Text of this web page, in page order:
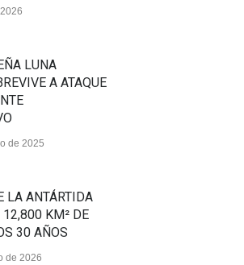
LUNA
A ATAQUE
de 2025
LA ANTÁRTIDA
KM² DE
30 AÑOS
de 2026